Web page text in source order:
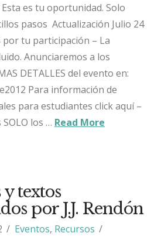
es tu oportunidad. Solo
pasos Actualización Julio 24
por tu participación – La
Anunciaremos a los
DETALLES del evento en:
Para información de
para estudiantes click aquí –
los … Read More
textos
por J.J. Rendón
Eventos, Recursos